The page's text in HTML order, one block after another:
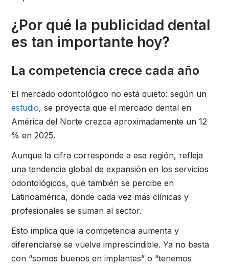
¿Por qué la publicidad dental
es tan importante hoy?
La competencia crece cada año
El mercado odontológico no está quieto: según un
estudio, se proyecta que el mercado dental en
América del Norte crezca aproximadamente un 12
% en 2025.
Aunque la cifra corresponde a esa región, refleja
una tendencia global de expansión en los servicios
odontológicos, que también se percibe en
Latinoamérica, donde cada vez más clínicas y
profesionales se suman al sector.
Esto implica que la competencia aumenta y
diferenciarse se vuelve imprescindible. Ya no basta
con “somos buenos en implantes” o “tenemos